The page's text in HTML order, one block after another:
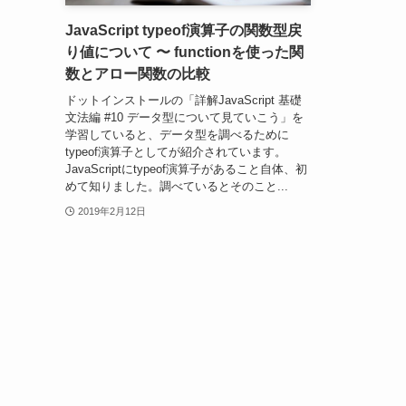
JavaScript typeof演算子の関数型戻
り値について 〜 functionを使った関
数とアロー関数の比較
ドットインストールの「詳解JavaScript 基礎
文法編 #10 データ型について見ていこう」を
学習していると、データ型を調べるために
typeof演算子としてが紹介されています。
JavaScriptにtypeof演算子があること自体、初
めて知りました。調べているとそのこと...
2019年2月12日